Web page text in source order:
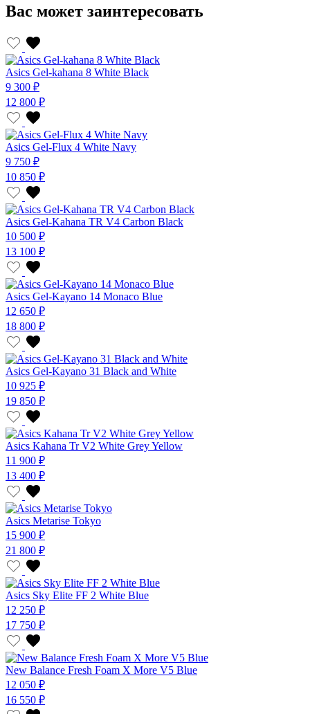
Вас может заинтересовать
Asics Gel-kahana 8 White Black
9 300 ₽
12 800 ₽
Asics Gel-Flux 4 White Navy
9 750 ₽
10 850 ₽
Asics Gel-Kahana TR V4 Carbon Black
10 500 ₽
13 100 ₽
Asics Gel-Kayano 14 Monaco Blue
12 650 ₽
18 800 ₽
Asics Gel-Kayano 31 Black and White
10 925 ₽
19 850 ₽
Asics Kahana Tr V2 White Grey Yellow
11 900 ₽
13 400 ₽
Asics Metarise Tokyo
15 900 ₽
21 800 ₽
Asics Sky Elite FF 2 White Blue
12 250 ₽
17 750 ₽
New Balance Fresh Foam X More V5 Blue
12 050 ₽
16 550 ₽